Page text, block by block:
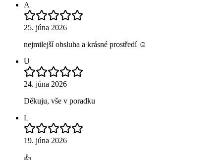
A
25. júna 2026
nejmilejší obsluha a krásné prostředí ☺️
U
24. júna 2026
Děkuju, vše v poradku
L
19. júna 2026